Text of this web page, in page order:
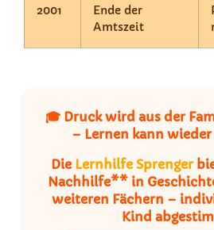
2001
Ende der
Amtszeit
🎓 Druck wird aus der
– Lernen kann
Die Lernhilfe Sprenger
Nachhilfe** in
weiteren Fächern –
Kind